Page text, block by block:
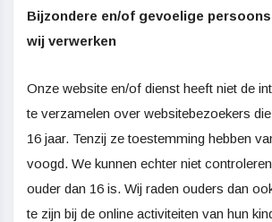
Bijzondere en/of gevoelige
wij verwerken
Onze website en/of dienst heeft niet de
te verzamelen over websitebezoekers
16 jaar. Tenzij ze toestemming hebben
voogd. We kunnen echter niet
ouder dan 16 is. Wij raden ouders dan
te zijn bij de online activiteiten van hun